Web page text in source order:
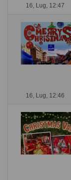
16, Lug, 12:47
16, Lug, 12:46